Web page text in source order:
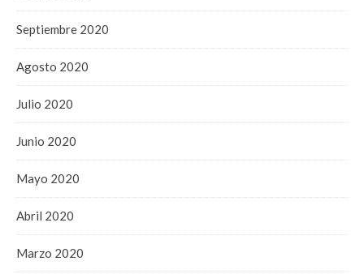
Septiembre 2020
Agosto 2020
Julio 2020
Junio 2020
Mayo 2020
Abril 2020
Marzo 2020